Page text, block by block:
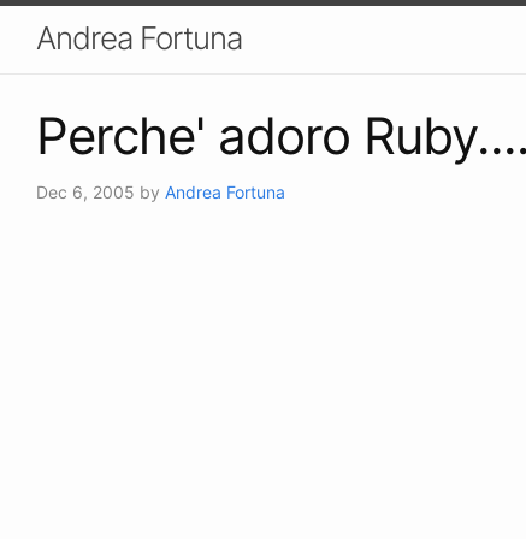
Andrea Fortuna
Perche' adoro Ruby....
Dec 6, 2005 by Andrea Fortuna